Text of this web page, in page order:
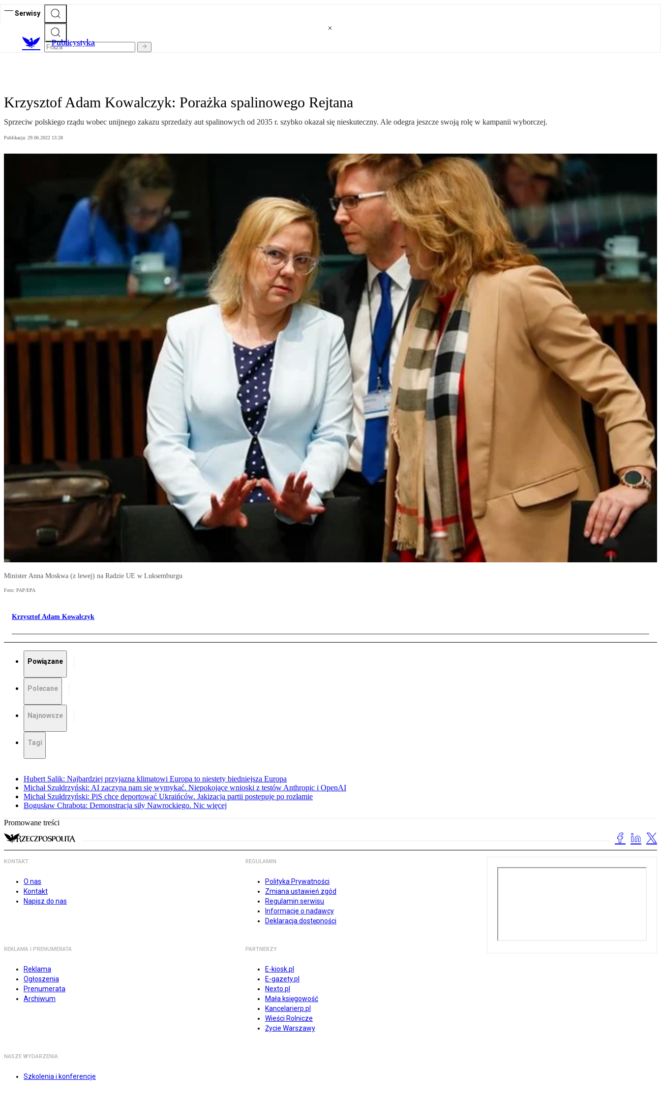
Serwisy
Publicystyka
Krzysztof Adam Kowalczyk: Porażka spalinowego Rejtana
Sprzeciw polskiego rządu wobec unijnego zakazu sprzedaży aut spalinowych od 2035 r. szybko okazał się nieskuteczny. Ale odegra jeszcze swoją rolę w kampanii wyborczej.
Publikacja: 29.06.2022 13:28
Minister Anna Moskwa (z lewej) na Radzie UE w Luksemburgu
Foto: PAP/EPA
Krzysztof Adam Kowalczyk
Powiązane
Polecane
Najnowsze
Tagi
Hubert Salik: Najbardziej przyjazna klimatowi Europa to niestety biedniejsza Europa
Michał Szułdrzyński: AI zaczyna nam się wymykać. Niepokojące wnioski z testów Anthropic i OpenAI
Michał Szułdrzyński: PiS chce deportować Ukraińców. Jakizacja partii postępuje po rozłamie
Bogusław Chrabota: Demonstracja siły Nawrockiego. Nic więcej
Promowane treści
KONTAKT
O nas
Kontakt
Napisz do nas
REGULAMIN
Polityka Prywatności
Zmiana ustawień zgód
Regulamin serwisu
Informacje o nadawcy
Deklaracja dostępności
REKLAMA I PRENUMERATA
Reklama
Ogłoszenia
Prenumerata
Archiwum
PARTNERZY
E-kiosk.pl
E-gazety.pl
Nexto.pl
Mała księgowość
Kancelarierp.pl
Wieści Rolnicze
Życie Warszawy
NASZE WYDARZENIA
Szkolenia i konferencje